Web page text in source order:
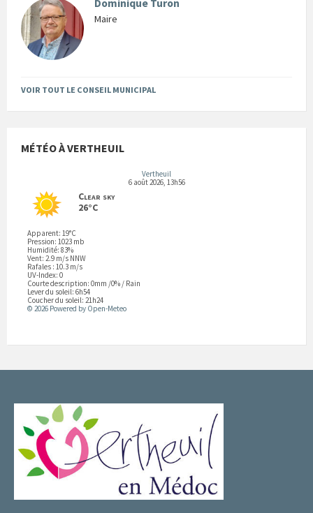
Dominique Turon
Maire
VOIR TOUT LE CONSEIL MUNICIPAL
MÉTÉO À VERTHEUIL
Vertheuil
6 août 2026, 13h56
Clear sky
26°C
Apparent: 19°C
Pression: 1023 mb
Humidité: 83%
Vent: 2.9 m/s NNW
Rafales : 10.3 m/s
UV-Index: 0
Courte description: 0mm /0% / Rain
Lever du soleil: 6h54
Coucher du soleil: 21h24
© 2026 Powered by Open-Meteo